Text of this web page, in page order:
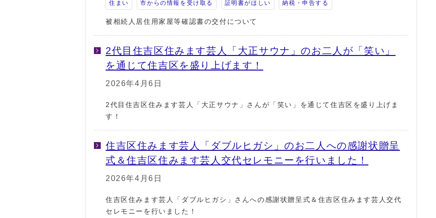
住まい 市からの情報を受け取る 証明書がほしい 納税・申告する
被相続人居住用家屋等確認書の交付について
2代目住吉区住みます芸人「大正サウナ」のお二人が「笑い」
を通じて住吉区を盛り上げます！
2026年4月6日
2代目住吉区住みます芸人「大正サウナ」さんが「笑い」を通じて住吉区を盛り上げま
す！
住吉区住みます芸人「ダブルヒガシ」のお二人への感謝状贈呈
式＆住吉区住みます芸人交代セレモニーを行いました！
2026年4月6日
住吉区住みます芸人「ダブルヒガシ」さんへの感謝状贈呈式＆住吉区住みます芸人交代
セレモニーを行いました！